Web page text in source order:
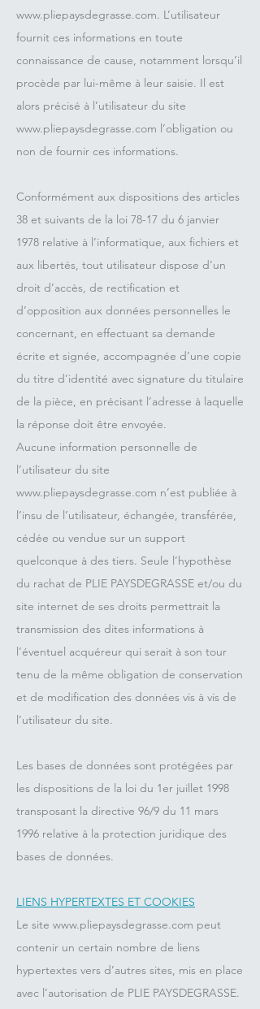
www.pliepaysdegrasse.com. L’utilisateur
fournit ces informations en toute
connaissance de cause, notamment lorsqu’il
procède par lui-même à leur saisie. Il est
alors précisé à l’utilisateur du site
www.pliepaysdegrasse.com l’obligation ou
non de fournir ces informations.
Conformément aux dispositions des articles
38 et suivants de la loi 78-17 du 6 janvier
1978 relative à l’informatique, aux fichiers et
aux libertés, tout utilisateur dispose d’un
droit d’accès, de rectification et
d’opposition aux données personnelles le
concernant, en effectuant sa demande
écrite et signée, accompagnée d’une copie
du titre d’identité avec signature du titulaire
de la pièce, en précisant l’adresse à laquelle
la réponse doit être envoyée.
Aucune information personnelle de
l’utilisateur du site
www.pliepaysdegrasse.com n’est publiée à
l’insu de l’utilisateur, échangée, transférée,
cédée ou vendue sur un support
quelconque à des tiers. Seule l’hypothèse
du rachat de PLIE PAYSDEGRASSE et/ou du
site internet de ses droits permettrait la
transmission des dites informations à
l’éventuel acquéreur qui serait à son tour
tenu de la même obligation de conservation
et de modification des données vis à vis de
l’utilisateur du site.
Les bases de données sont protégées par
les dispositions de la loi du 1er juillet 1998
transposant la directive 96/9 du 11 mars
1996 relative à la protection juridique des
bases de données.
LIENS HYPERTEXTES ET COOKIES
Le site www.pliepaysdegrasse.com peut
contenir un certain nombre de liens
hypertextes vers d’autres sites, mis en place
avec l’autorisation de PLIE PAYSDEGRASSE.